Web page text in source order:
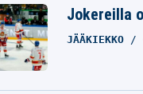
Jokereilla
JÄÄKIEKKO